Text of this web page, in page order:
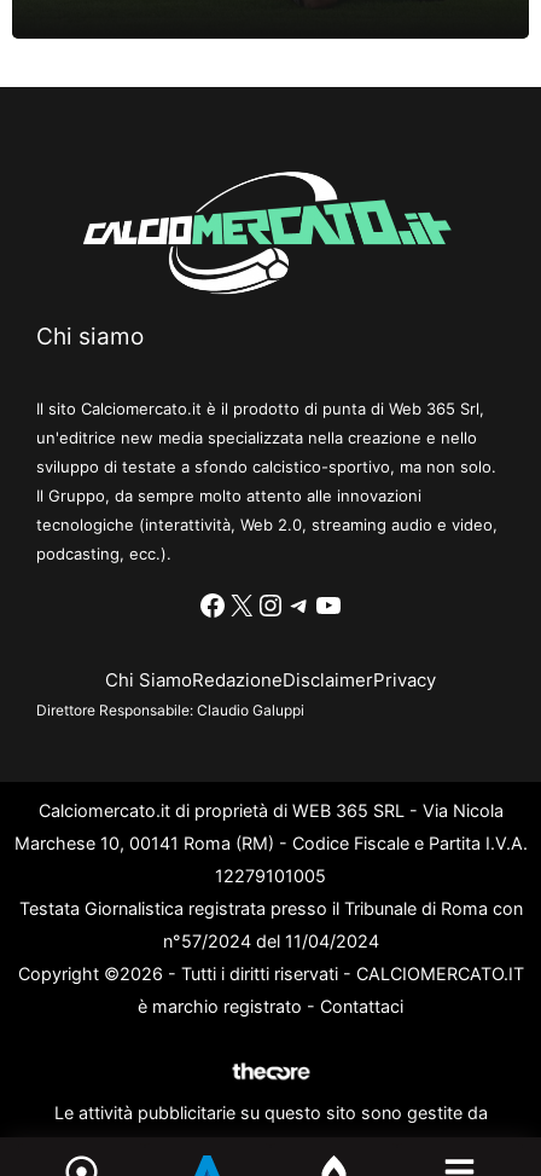
Chi siamo
Il sito Calciomercato.it è il prodotto di punta di Web 365 Srl,
un'editrice new media specializzata nella creazione e nello
sviluppo di testate a sfondo calcistico-sportivo, ma non solo.
Il Gruppo, da sempre molto attento alle innovazioni
tecnologiche (interattività, Web 2.0, streaming audio e video,
podcasting, ecc.).
Facebook
X Instagram
Telegram
YouTube
Chi SiamoRedazioneDisclaimerPrivacy
Direttore Responsabile: Claudio Galuppi
Calciomercato.it di proprietà di WEB 365 SRL - Via Nicola
Marchese 10, 00141 Roma (RM) - Codice Fiscale e Partita I.V.A.
12279101005
Testata Giornalistica registrata presso il Tribunale di Roma con
n°57/2024 del 11/04/2024
Copyright ©2026 - Tutti i diritti riservati - CALCIOMERCATO.IT
è marchio registrato - Contattaci
Le attività pubblicitarie su questo sito sono gestite da